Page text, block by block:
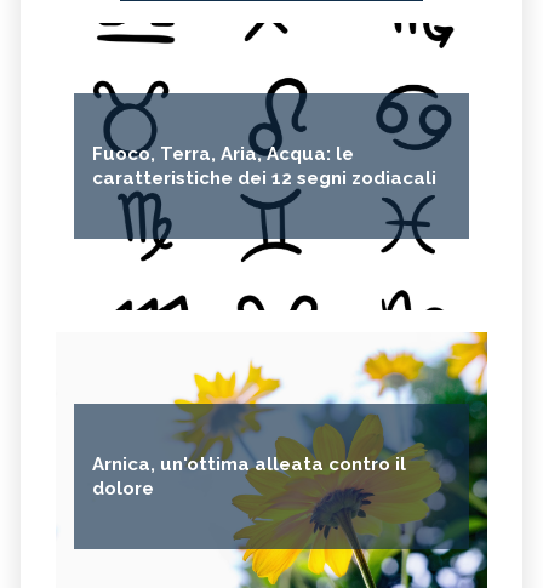
Fuoco, Terra, Aria, Acqua: le
caratteristiche dei 12 segni zodiacali
Arnica, un'ottima alleata contro il
dolore